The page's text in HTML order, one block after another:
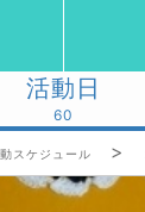
活動日
60
スケジュール